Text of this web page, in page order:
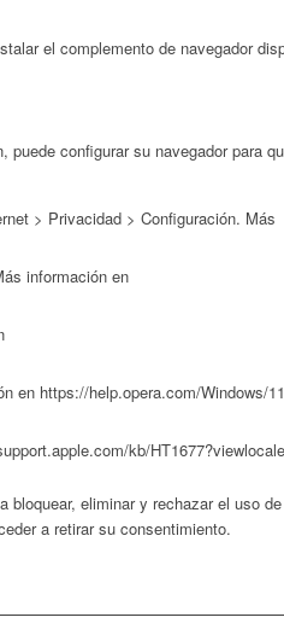
el complemento de navegador
puede configurar su navegador para
> Privacidad > Configuración. Más
información en
en https://help.opera.com/Windows/
kb/
bloquear, eliminar y rechazar el uso
a retirar su consentimiento.